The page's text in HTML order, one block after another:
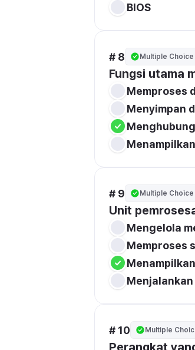
BIOS
# 8 Multiple Choice
Fungsi utama
Memproses
Menyimpan
# 9 Multiple Choice
Unit
Mengelola
Memproses
# 10 Multiple
Perangkat